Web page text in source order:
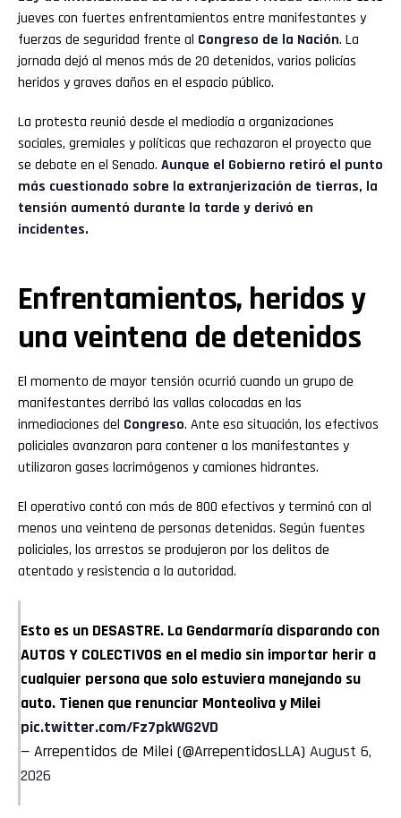
jueves con fuertes enfrentamientos entre manifestantes y
fuerzas de seguridad frente al Congreso de la Nación. La
jornada dejó al menos más de 20 detenidos, varios policías
heridos y graves daños en el espacio público.
La protesta reunió desde el mediodía a organizaciones
sociales, gremiales y políticas que rechazaron el proyecto que
se debate en el Senado. Aunque el Gobierno retiró el punto
más cuestionado sobre la extranjerización de tierras, la
tensión aumentó durante la tarde y derivó en
incidentes.
Enfrentamientos, heridos y
una veintena de detenidos
El momento de mayor tensión ocurrió cuando un grupo de
manifestantes derribó las vallas colocadas en las
inmediaciones del Congreso. Ante esa situación, los efectivos
policiales avanzaron para contener a los manifestantes y
utilizaron gases lacrimógenos y camiones hidrantes.
El operativo contó con más de 800 efectivos y terminó con al
menos una veintena de personas detenidas. Según fuentes
policiales, los arrestos se produjeron por los delitos de
atentado y resistencia a la autoridad.
Esto es un DESASTRE. La Gendarmaría disparando con
AUTOS Y COLECTIVOS en el medio sin importar herir a
cualquier persona que solo estuviera manejando su
auto. Tienen que renunciar Monteoliva y Milei
pic.twitter.com/Fz7pkWG2VD
— Arrepentidos de Milei (@ArrepentidosLLA) August 6,
2026